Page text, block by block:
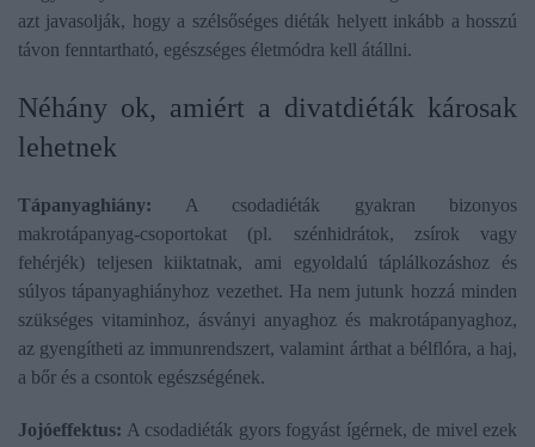
azt javasolják, hogy a szélsőséges diéták helyett inkább a hosszú
távon fenntartható, egészséges életmódra kell átállni.
Néhány ok, amiért a divatdiéták károsak
lehetnek
Tápanyaghiány: A csodadiéták gyakran bizonyos
makrotápanyag-csoportokat (pl. szénhidrátok, zsírok vagy
fehérjék) teljesen kiiktatnak, ami egyoldalú táplálkozáshoz és
súlyos tápanyaghiányhoz vezethet. Ha nem jutunk hozzá minden
szükséges vitaminhoz, ásványi anyaghoz és makrotápanyaghoz,
az gyengítheti az immunrendszert, valamint árthat a bélflóra, a haj,
a bőr és a csontok egészségének.
Jojóeffektus: A csodadiéták gyors fogyást ígérnek, de mivel ezek